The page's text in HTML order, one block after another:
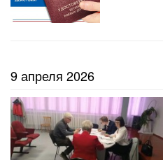
9 апреля 2026